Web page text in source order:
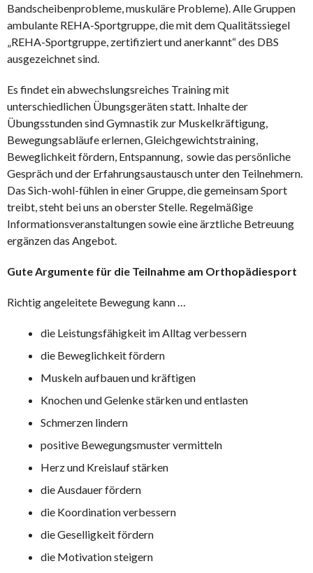
Bandscheibenprobleme, muskuläre Probleme). Alle Gruppen
ambu­lante REHA-Sportgruppe, die mit dem Quali­tätssiegel
„REHA-Sportgruppe, zerti­fiziert und aner­kannt“ des DBS
ausgezeichnet sind.
Es findet ein abwechslungsreiches Training mit
unterschiedlichen Übungsgeräten statt. Inhalte der
Übungsstunden sind Gymnastik zur Muskelkräftigung,
Bewegungsabläufe erlernen, Gleich­gewichtstraining,
Beweglichkeit fördern, Entspannung, sowie das per­sönliche
Gespräch und der Erfahrungs­austausch unter den Teilnehmern.
Das Sich-wohl-fühlen in einer Gruppe, die gemeinsam Sport
treibt, steht bei uns an oberster Stelle. Regelmäßige
Informations­veran­stal­tungen sowie eine ärztliche Betreuung
ergänzen das Angebot.
Gute Argumente für die Teilnahme am Orthopädiesport
Richtig angeleitete Bewegung kann …
die Leistungsfähigkeit im Alltag verbessern
die Beweglichkeit fördern
Muskeln aufbauen und kräftigen
Knochen und Gelenke stärken und entlasten
Schmerzen lindern
positive Bewegungsmuster vermitteln
Herz und Kreislauf stärken
die Ausdauer fördern
die Koordination verbessern
die Geselligkeit fördern
die Motivation steigern